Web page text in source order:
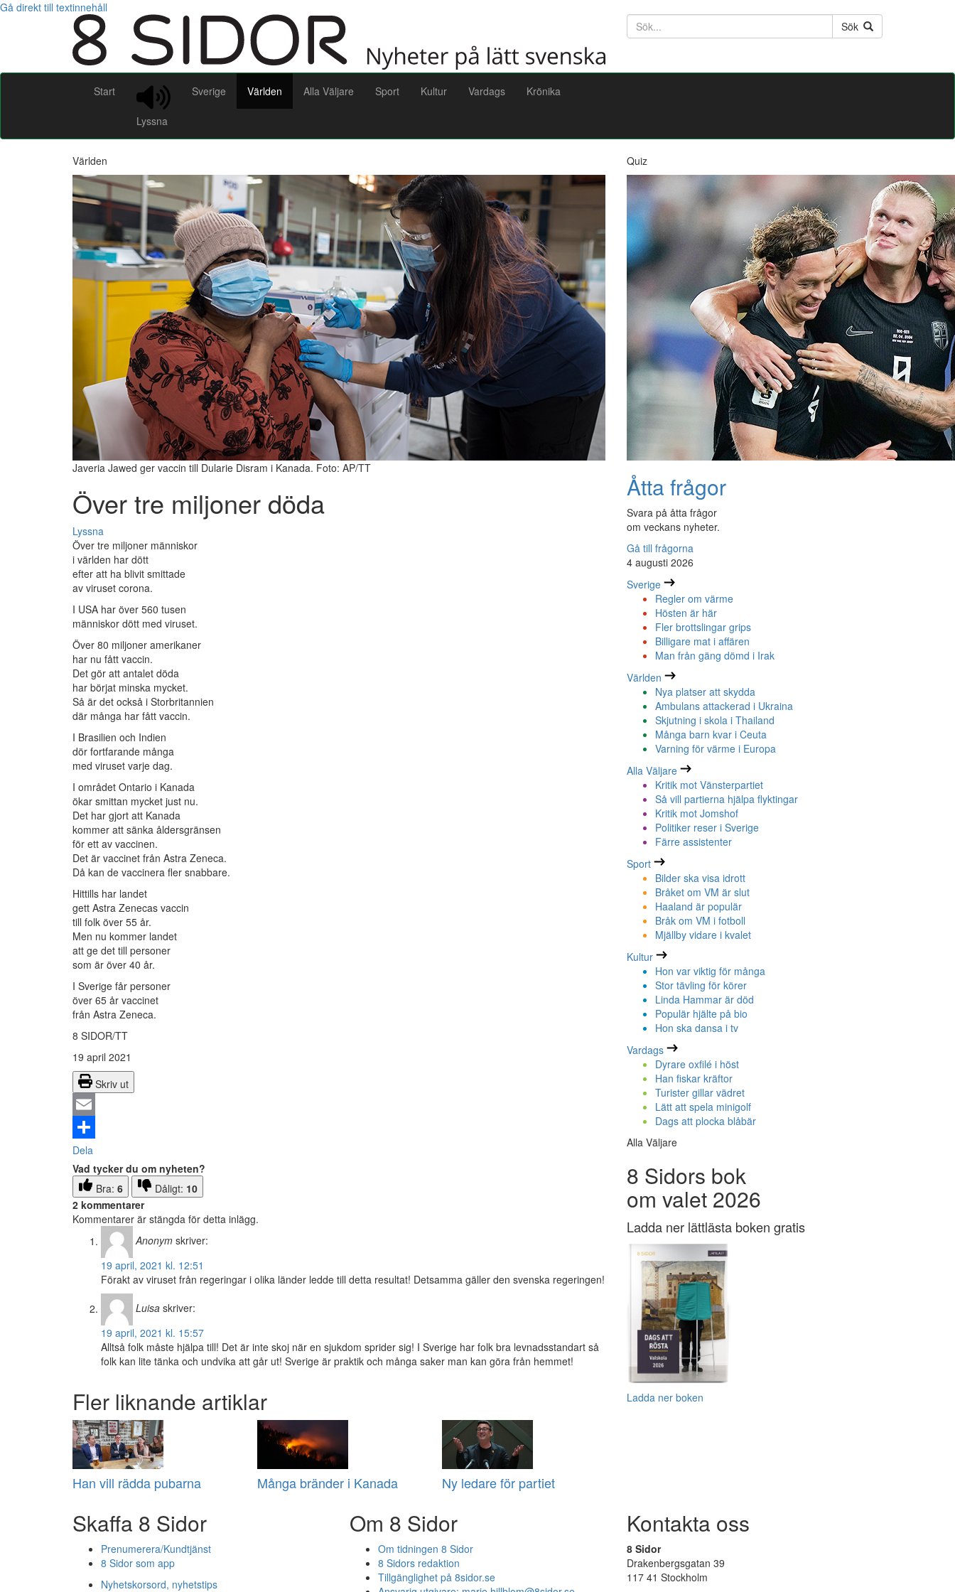
Gå direkt till textinnehåll
Söktext
Sök
Start
Lyssna
Sverige Världen Alla Väljare Sport Kultur Vardags Krönika
Världen
Javeria Jawed ger vaccin till Dularie Disram i Kanada. Foto: AP/TT
Över tre miljoner döda
Lyssna
Över tre miljoner människor
i världen har dött
efter att ha blivit smittade
av viruset corona.
I USA har över 560 tusen
människor dött med viruset.
Över 80 miljoner amerikaner
har nu fått vaccin.
Det gör att antalet döda
har börjat minska mycket.
Så är det också i Storbritannien
där många har fått vaccin.
I Brasilien och Indien
dör fortfarande många
med viruset varje dag.
I området Ontario i Kanada
ökar smittan mycket just nu.
Det har gjort att Kanada
kommer att sänka åldersgränsen
för ett av vaccinen.
Det är vaccinet från Astra Zeneca.
Då kan de vaccinera fler snabbare.
Hittills har landet
gett Astra Zenecas vaccin
till folk över 55 år.
Men nu kommer landet
att ge det till personer
som är över 40 år.
I Sverige får personer
över 65 år vaccinet
från Astra Zeneca.
8 SIDOR/TT
19 april 2021
Skriv ut
Email
Dela
Vad tycker du om nyheten?
Bra: 6 Dåligt: 10
2 kommentarer
Kommentarer är stängda för detta inlägg.
Anonym skriver:
19 april, 2021 kl. 12:51
Förakt av viruset från regeringar i olika länder ledde till detta resultat! Detsamma gäller den svenska regeringen!
Luisa skriver:
19 april, 2021 kl. 15:57
Alltså folk måste hjälpa till! Det är inte skoj när en sjukdom sprider sig! I Sverige har folk bra levnadsstandart så
folk kan lite tänka och undvika att går ut! Sverige är praktik och många saker man kan göra från hemmet!
Fler liknande artiklar
Han vill rädda pubarna Många bränder i Kanada Ny ledare för partiet
Quiz
Åtta frågor
Svara på åtta frågor
om veckans nyheter.
Gå till frågorna
4 augusti 2026
Sverige
Regler om värme
Hösten är här
Fler brottslingar grips
Billigare mat i affären
Man från gäng dömd i Irak
Världen
Nya platser att skydda
Ambulans attackerad i Ukraina
Skjutning i skola i Thailand
Många barn kvar i Ceuta
Varning för värme i Europa
Alla Väljare
Kritik mot Vänsterpartiet
Så vill partierna hjälpa flyktingar
Kritik mot Jomshof
Politiker reser i Sverige
Färre assistenter
Sport
Bilder ska visa idrott
Bråket om VM är slut
Haaland är populär
Bråk om VM i fotboll
Mjällby vidare i kvalet
Kultur
Hon var viktig för många
Stor tävling för körer
Linda Hammar är död
Populär hjälte på bio
Hon ska dansa i tv
Vardags
Dyrare oxfilé i höst
Han fiskar kräftor
Turister gillar vädret
Lätt att spela minigolf
Dags att plocka blåbär
Alla Väljare
8 Sidors bok
om valet 2026
Ladda ner lättlästa boken gratis
Ladda ner boken
Skaffa 8 Sidor
Prenumerera/Kundtjänst
8 Sidor som app
Nyhetskorsord, nyhetstips
Om 8 Sidor
Om tidningen 8 Sidor
8 Sidors redaktion
Tillgänglighet på 8sidor.se
Kontakta oss
8 Sidor
Drakenbergsgatan 39
117 41 Stockholm